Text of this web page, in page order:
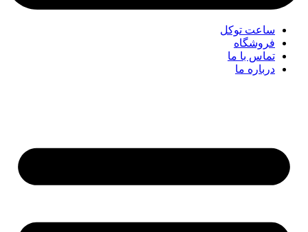
ساعت توکل
فروشگاه
تماس با ما
درباره ما